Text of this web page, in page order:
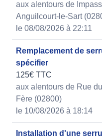
aux alentours de
Anguilcourt-le-Sart
le 08/08/2026 à 22:11
Remplacement de
spécifier
125€ TTC
aux alentours de Rue
Fère (02800)
le 10/08/2026 à 18:14
Installation d'une